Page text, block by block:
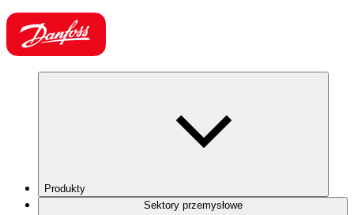
Produkty
Sektory przemysłowe